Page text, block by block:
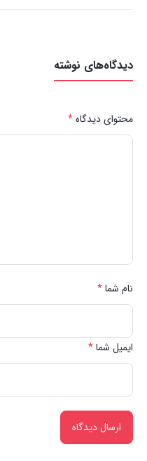
دیدگاه‌های نوشته
محتوای دیدگاه*
نام شما*
ایمیل شما*